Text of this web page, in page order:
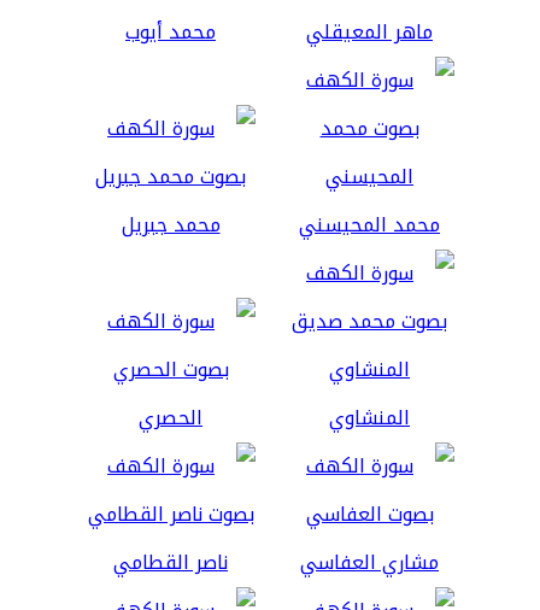
ماهر المعيقلي محمد أيوب
محمد المحيسني محمد جبريل
المنشاوي الحصري
مشاري العفاسي ناصر القطامي